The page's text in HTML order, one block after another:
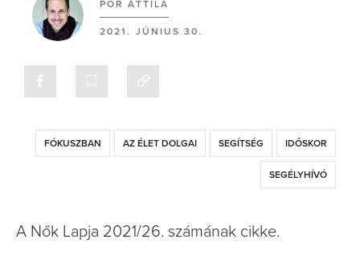
PÓR ATTILA
2021. JÚNIUS 30.
FÓKUSZBAN AZ ÉLET DOLGAI SEGÍTSÉG IDŐSKOR
SEGÉLYHÍVÓ
A Nők Lapja 2021/26. számának cikke.